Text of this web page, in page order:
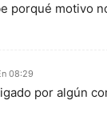
porqué motivo
08:29
por algún